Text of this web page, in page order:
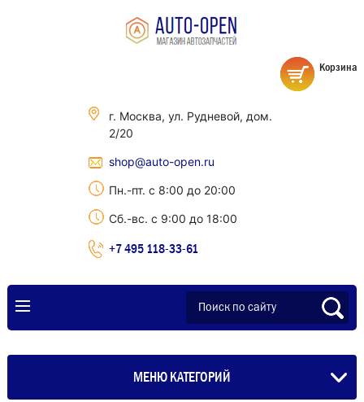
г. Москва, ул. Рудневой, дом.
2/20
shop@auto-open.ru
Пн.-пт. с 8:00 до 20:00
Сб.-вс. с 9:00 до 18:00
+7 495 118-33-61
Корзина
МЕНЮ КАТЕГОРИЙ